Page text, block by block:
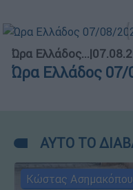
Ώρα Ελλάδος...|
Ώρα Ελλάδος 07/
ΑΥΤΟ ΤΟ
Κώστας